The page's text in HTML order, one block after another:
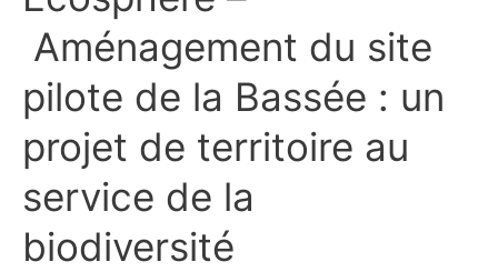
Aménagement du site
pilote de la Bassée : un
projet de territoire au
service de la
biodiversité
de
biodiversité